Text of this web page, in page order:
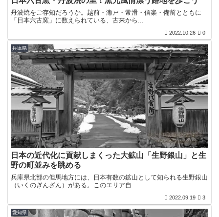
丹波焼をご存知だろうか。越前・瀬戸・常滑・信楽・備前とともに
「日本六古窯」に数えられている、古来から...
2022.10.26 0
兵庫県
日本の近代化に貢献しまくった大鉱山「生野銀山」と生
野の町並みを眺める
兵庫県北部の但馬地方には、日本有数の鉱山として知られる生野銀山
（いくのぎんざん）がある。このエリア自...
2022.09.19 3
愛知県